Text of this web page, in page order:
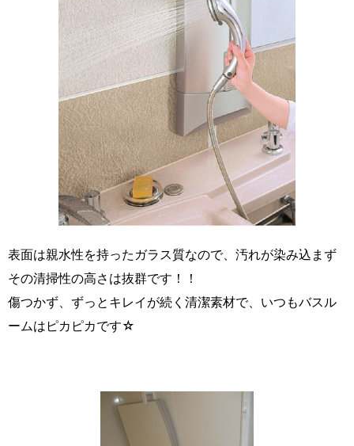
表面は親水性を持ったガラス質なので、汚れが染み込まず
その清掃性の高さは抜群です！！
傷つかず、ずっとキレイが続く清潔素材で、いつもバスル
ームはピカピカです☆